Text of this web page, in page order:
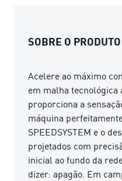
SOBRE O PRODUTO
Acelere ao máximo
em malha tecnológica
proporciona a
máquina
SPEEDSYSTEM e o
projetados com
inicial ao fundo da
dizer: apagão. Em